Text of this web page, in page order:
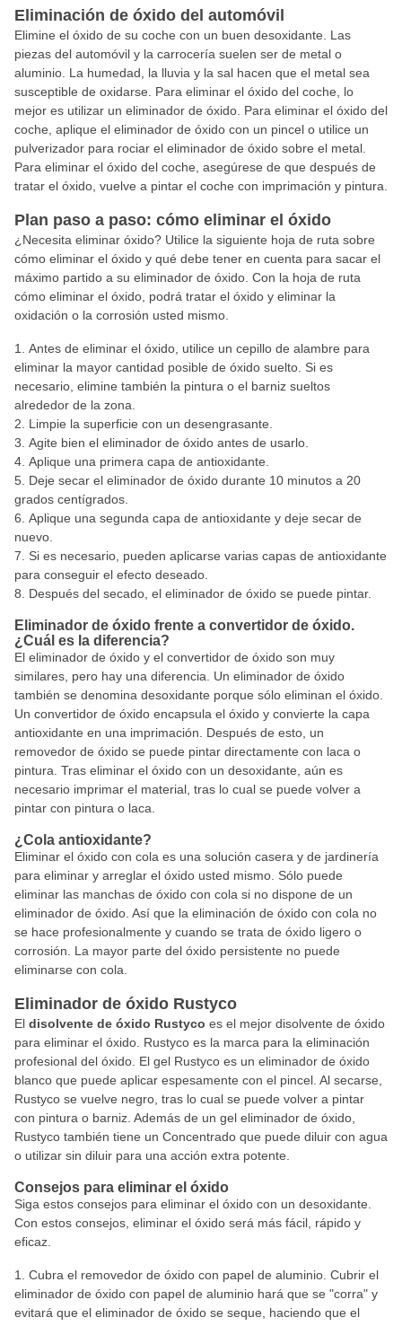
Eliminación de óxido del automóvil
Elimine el óxido de su coche con un buen desoxidante. Las
piezas del automóvil y la carrocería suelen ser de metal o
aluminio. La humedad, la lluvia y la sal hacen que el metal sea
susceptible de oxidarse. Para eliminar el óxido del coche, lo
mejor es utilizar un eliminador de óxido. Para eliminar el óxido del
coche, aplique el eliminador de óxido con un pincel o utilice un
pulverizador para rociar el eliminador de óxido sobre el metal.
Para eliminar el óxido del coche, asegúrese de que después de
tratar el óxido, vuelve a pintar el coche con imprimación y pintura.
Plan paso a paso: cómo eliminar el óxido
¿Necesita eliminar óxido? Utilice la siguiente hoja de ruta sobre
cómo eliminar el óxido y qué debe tener en cuenta para sacar el
máximo partido a su eliminador de óxido. Con la hoja de ruta
cómo eliminar el óxido, podrá tratar el óxido y eliminar la
oxidación o la corrosión usted mismo.
Antes de eliminar el óxido, utilice un cepillo de alambre para
eliminar la mayor cantidad posible de óxido suelto. Si es
necesario, elimine también la pintura o el barniz sueltos
alrededor de la zona.
Limpie la superficie con un desengrasante.
Agite bien el eliminador de óxido antes de usarlo.
Aplique una primera capa de antioxidante.
Deje secar el eliminador de óxido durante 10 minutos a 20
grados centígrados.
Aplique una segunda capa de antioxidante y deje secar de
nuevo.
Si es necesario, pueden aplicarse varias capas de antioxidante
para conseguir el efecto deseado.
Después del secado, el eliminador de óxido se puede pintar.
Eliminador de óxido frente a convertidor de óxido.
¿Cuál es la diferencia?
El eliminador de óxido y el convertidor de óxido son muy
similares, pero hay una diferencia. Un eliminador de óxido
también se denomina desoxidante porque sólo eliminan el óxido.
Un convertidor de óxido encapsula el óxido y convierte la capa
antioxidante en una imprimación. Después de esto, un
removedor de óxido se puede pintar directamente con laca o
pintura. Tras eliminar el óxido con un desoxidante, aún es
necesario imprimar el material, tras lo cual se puede volver a
pintar con pintura o laca.
¿Cola antioxidante?
Eliminar el óxido con cola es una solución casera y de jardinería
para eliminar y arreglar el óxido usted mismo. Sólo puede
eliminar las manchas de óxido con cola si no dispone de un
eliminador de óxido. Así que la eliminación de óxido con cola no
se hace profesionalmente y cuando se trata de óxido ligero o
corrosión. La mayor parte del óxido persistente no puede
eliminarse con cola.
Eliminador de óxido Rustyco
El disolvente de óxido Rustyco es el mejor disolvente de óxido
para eliminar el óxido. Rustyco es la marca para la eliminación
profesional del óxido. El gel Rustyco es un eliminador de óxido
blanco que puede aplicar espesamente con el pincel. Al secarse,
Rustyco se vuelve negro, tras lo cual se puede volver a pintar
con pintura o barniz. Además de un gel eliminador de óxido,
Rustyco también tiene un Concentrado que puede diluir con agua
o utilizar sin diluir para una acción extra potente.
Consejos para eliminar el óxido
Siga estos consejos para eliminar el óxido con un desoxidante.
Con estos consejos, eliminar el óxido será más fácil, rápido y
eficaz.
Cubra el removedor de óxido con papel de aluminio. Cubrir el
eliminador de óxido con papel de aluminio hará que se "corra" y
evitará que el eliminador de óxido se seque, haciendo que el